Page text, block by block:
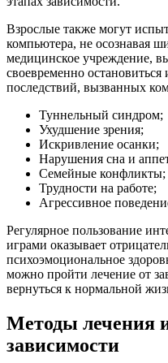
Взрослые также могут
компьютера, не осознавая
медицинское учреждение,
своевременно
последствий, вызванных
Туннельный синдром;
Ухудшение зрения;
Искривление осанки;
Нарушения сна и
Семейные конфликты;
Трудности на работе;
Агрессивное
Регулярное пользование
играми оказывает
психоэмоциональное
можно пройти лечение от
вернуться к нормальной
Методы лечения
зависимости